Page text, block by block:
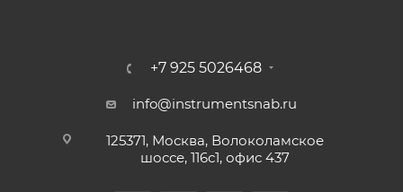
+7 925 5026468
info@instrumentsnab.ru
125371, Москва, Волоколамское
шоссе, 116с1, офис 437